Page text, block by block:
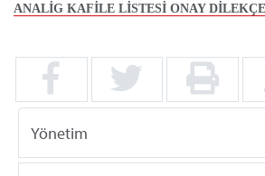
ANALİG KAFİLE LİSTESİ ONAY
Yönetim